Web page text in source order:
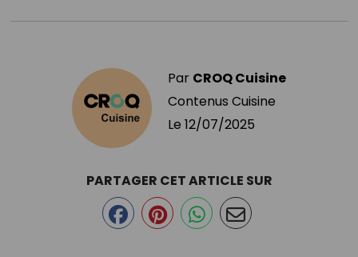
Par CROQ Cuisine
Contenus Cuisine
Le 12/07/2025
PARTAGER CET ARTICLE SUR